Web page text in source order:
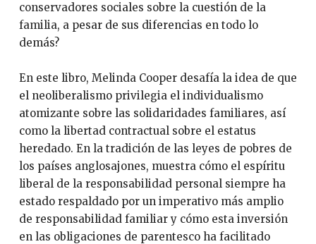
conservadores sociales sobre la cuestión de la
familia, a pesar de sus diferencias en todo lo
demás?
En este libro, Melinda Cooper desafía la idea de que
el neoliberalismo privilegia el individualismo
atomizante sobre las solidaridades familiares, así
como la libertad contractual sobre el estatus
heredado. En la tradición de las leyes de pobres de
los países anglosajones, muestra cómo el espíritu
liberal de la responsabilidad personal siempre ha
estado respaldado por un imperativo más amplio
de responsabilidad familiar y cómo esta inversión
en las obligaciones de parentesco ha facilitado